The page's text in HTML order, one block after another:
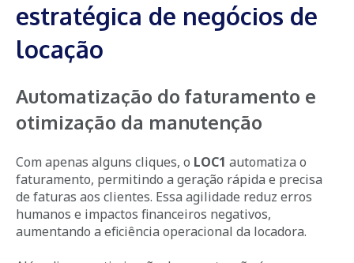
estratégica de negócios de
locação
Automatização do faturamento e
otimização da manutenção
Com apenas alguns cliques, o LOC1 automatiza o
faturamento, permitindo a geração rápida e precisa
de faturas aos clientes. Essa agilidade reduz erros
humanos e impactos financeiros negativos,
aumentando a eficiência operacional da locadora.